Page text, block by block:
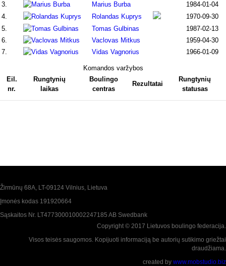
3.
Marius Burba
1984-01-04
4.
Rolandas Kuprys
1970-09-30
5.
Tomas Gulbinas
1987-02-13
6.
Vaclovas Mitkus
1959-04-30
7.
Vidas Vagnorius 1966-01-09
Komandos varžybos
Eil.
nr.
Rungtynių
laikas
Boulingo
centras
Rezultatai
Rungtynių
statusas
Žirmūnų 68A, LT-09124 Vilnius, Lietuva
Įmonės kodas 191920664
Sąskaitos Nr. LT477300010002247185 AB Swedbank
Copyright © 2017 Lietuvos boulingo federacija.
Visos teisės saugomos. Kopijuoti informaciją be autorių sutikimo griežtai
draudžiama.
created by www.mobstudio.biz